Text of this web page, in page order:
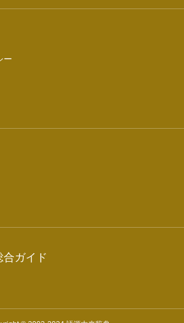
ー
ガイド